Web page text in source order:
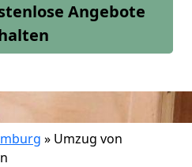
Angebote
» Umzug von